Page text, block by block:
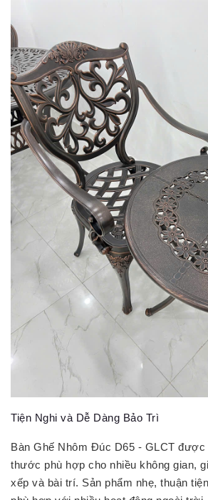
Tiện Nghi và Dễ Dàng Bảo Trì
Bàn Ghế Nhôm Đúc D65 - GLCT
thước phù hợp cho nhiều không gian,
xếp và bài trí. Sản phẩm nhẹ, thuận